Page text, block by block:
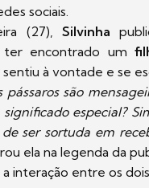
sociais.
(27), Silvinha
ter encontrado um
à vontade e se
pássaros são
especial?
ser sortuda em
ela na legenda da
interação entre os